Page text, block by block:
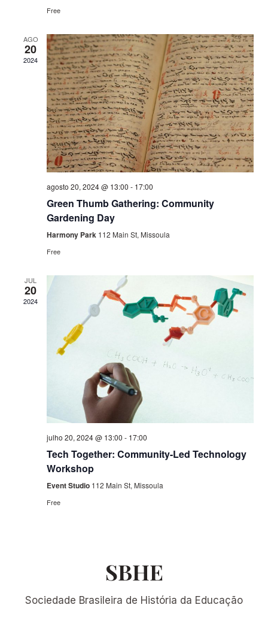
Free
AGO
20
2024
agosto 20, 2024 @ 13:00 - 17:00
Green Thumb Gathering: Community
Gardening Day
Harmony Park 112 Main St, Missoula
Free
JUL
20
2024
julho 20, 2024 @ 13:00 - 17:00
Tech Together: Community-Led Technology
Workshop
Event Studio 112 Main St, Missoula
Free
SBHE
Sociedade Brasileira de História da Educação